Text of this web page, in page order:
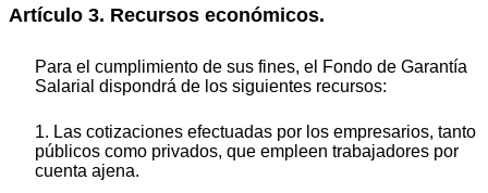
Artículo 3. Recursos económicos.
Para el cumplimiento de sus fines, el Fondo de Garantía
Salarial dispondrá de los siguientes recursos:
1. Las cotizaciones efectuadas por los empresarios, tanto
públicos como privados, que empleen trabajadores por
cuenta ajena.